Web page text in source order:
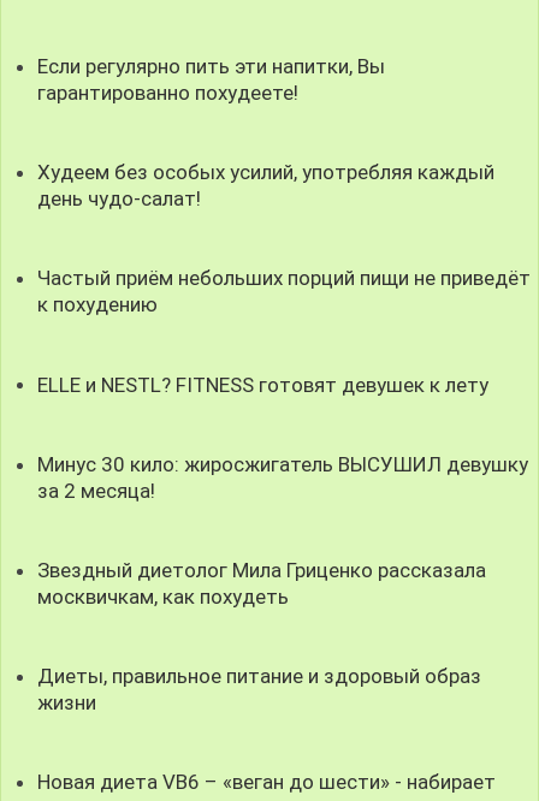
Если регулярно пить эти напитки, Вы
гарантированно похудеете!
Худеем без особых усилий, употребляя каждый
день чудо-салат!
Частый приём небольших порций пищи не приведёт
к похудению
ELLE и NESTL? FITNESS готовят девушек к лету
Минус 30 кило: жиросжигатель ВЫСУШИЛ девушку
за 2 месяца!
Звездный диетолог Мила Гриценко рассказала
москвичкам, как похудеть
Диеты, правильное питание и здоровый образ
жизни
Новая диета VB6 – «веган до шести» - набирает